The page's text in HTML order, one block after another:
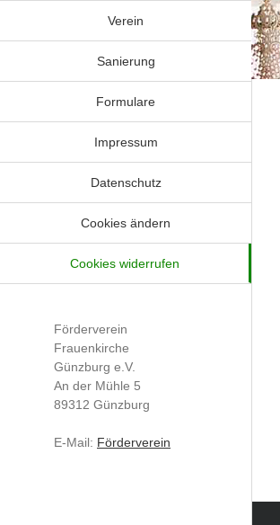
Verein
Sanierung
Formulare
Impressum
Datenschutz
Cookies ändern
Cookies widerrufen
Förderverein
Frauenkirche
Günzburg e.V.
An der Mühle 5
89312 Günzburg
E-Mail: Förderverein